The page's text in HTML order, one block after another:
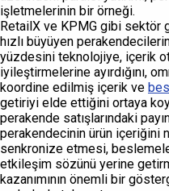
işletmelerinin bir örneği.
RetailX ve KPMG gibi sektör
hızlı büyüyen
yüzdesini teknolojiye, içerik
iyileştirmelerine ayırdığını,
koordine edilmiş içerik ve
getiriyi elde ettiğini ortaya
perakende satışlarındaki
perakendecinin ürün içeriğini
senkronize etmesi,
etkileşim sözünü yerine
kazanımının önemli bir